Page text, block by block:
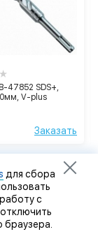
47852 SDS+,
V-plus
Заказать
для сбора
с